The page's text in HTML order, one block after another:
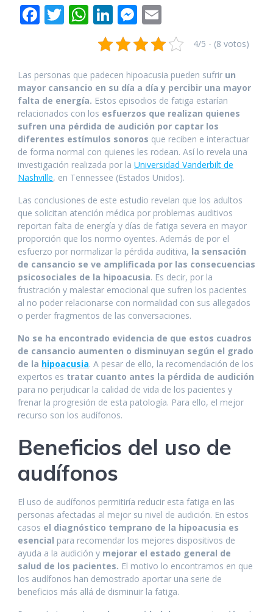
F
b
o
o
k
T
er
W
at
s
A
p
p
Li
n
k
e
dI
n
M
e
ss
e
n
g
er
m
ai
l
4/5 - (8 votos)
Las personas que padecen hipoacusia pueden sufrir un
mayor cansancio en su día a día y percibir una mayor
falta de energía. Estos episodios de fatiga estarían
relacionados con los esfuerzos que realizan quienes
sufren una pérdida de audición por captar los
diferentes estímulos sonoros que reciben e interactuar
de forma normal con quienes les rodean. Así lo revela una
investigación realizada por la Universidad Vanderbilt de
Nashville, en Tennessee (Estados Unidos).
Las conclusiones de este estudio revelan que los adultos
que solicitan atención médica por problemas auditivos
reportan falta de energía y días de fatiga severa en mayor
proporción que los normo oyentes. Además de por el
esfuerzo por normalizar la pérdida auditiva, la sensación
de cansancio se ve amplificada por las consecuencias
psicosociales de la hipoacusia. Es decir, por la
frustración y malestar emocional que sufren los pacientes
al no poder relacionarse con normalidad con sus allegados
o perder fragmentos de las conversaciones.
No se ha encontrado evidencia de que estos cuadros
de cansancio aumenten o disminuyan según el grado
de la hipoacusia. A pesar de ello, la recomendación de los
expertos es tratar cuanto antes la pérdida de audición
para no perjudicar la calidad de vida de los pacientes y
frenar la progresión de esta patología. Para ello, el mejor
recurso son los audífonos.
Beneficios del uso de
audífonos
El uso de audífonos permitiría reducir esta fatiga en las
personas afectadas al mejor su nivel de audición. En estos
casos el diagnóstico temprano de la hipoacusia es
esencial para recomendar los mejores dispositivos de
ayuda a la audición y mejorar el estado general de
salud de los pacientes. El motivo lo encontramos en que
los audífonos han demostrado aportar una serie de
beneficios más allá de disminuir la fatiga.